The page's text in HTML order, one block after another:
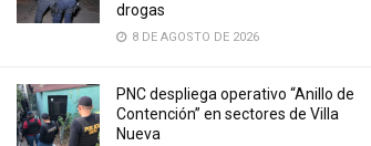
drogas
8 DE AGOSTO DE 2026
PNC despliega operativo “Anillo de
Contención” en sectores de Villa
Nueva